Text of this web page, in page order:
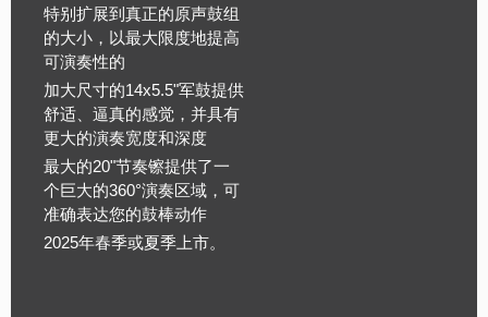
特别扩展到真正的原声鼓组
的大小，以最大限度地提高
可演奏性的
加大尺寸的14x5.5"军鼓提供
舒适、逼真的感觉，并具有
更大的演奏宽度和深度
最大的20"节奏镲提供了一
个巨大的360°演奏区域，可
准确表达您的鼓棒动作
2025年春季或夏季上市。